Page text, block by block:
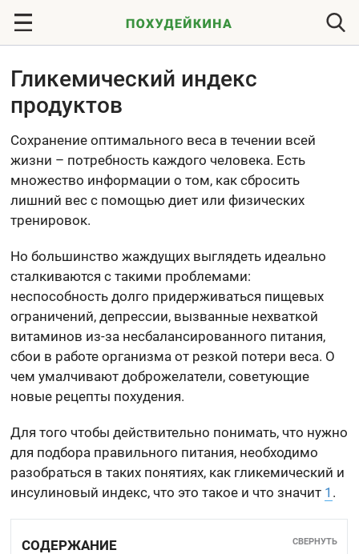
Гликемический индекс
продуктов
Сохранение оптимального веса в течении всей
жизни – потребность каждого человека. Есть
множество информации о том, как сбросить
лишний вес с помощью диет или физических
тренировок.
Но большинство жаждущих выглядеть идеально
сталкиваются с такими проблемами:
неспособность долго придерживаться пищевых
ограничений, депрессии, вызванные нехваткой
витаминов из-за несбалансированного питания,
сбои в работе организма от резкой потери веса. О
чем умалчивают доброжелатели, советующие
новые рецепты похудения.
Для того чтобы действительно понимать, что нужно
для подбора правильного питания, необходимо
разобраться в таких понятиях, как гликемический и
инсулиновый индекс, что это такое и что значит 1 .
СОДЕРЖАНИЕ СВЕРНУТЬ